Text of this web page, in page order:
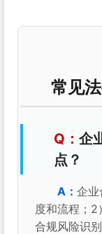
常见
企
点？
企业
度和流程；2
合规风险识